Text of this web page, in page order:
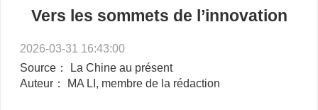
Vers les sommets de l’innovation
2026-03-31 16:43:00
Source： La Chine au présent
Auteur： MA LI, membre de la rédaction